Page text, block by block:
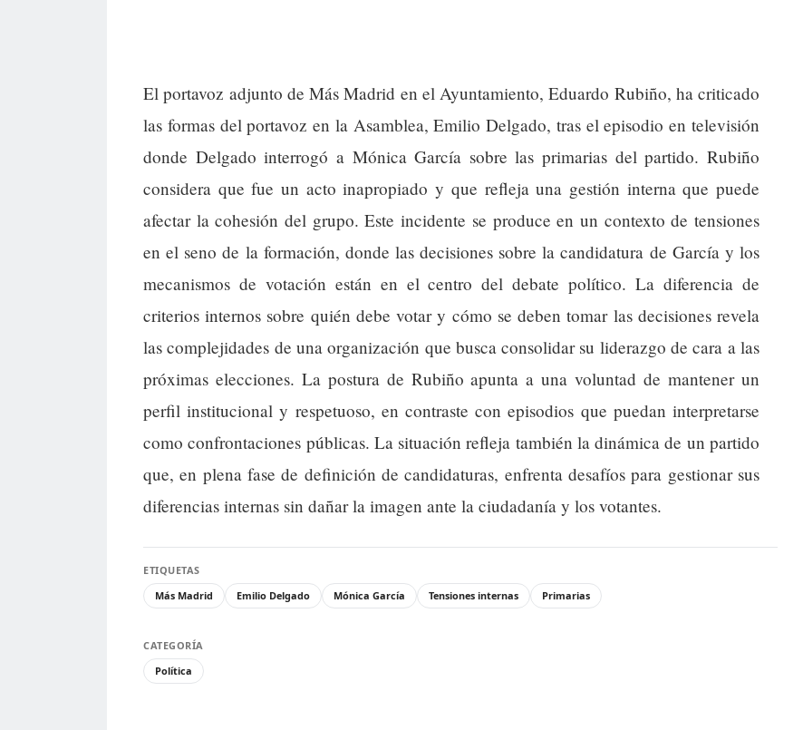
El portavoz adjunto de Más Madrid en el Ayuntamiento, Eduardo Rubiño, ha criticado
las formas del portavoz en la Asamblea, Emilio Delgado, tras el episodio en televisión
donde Delgado interrogó a Mónica García sobre las primarias del partido. Rubiño
considera que fue un acto inapropiado y que refleja una gestión interna que puede
afectar la cohesión del grupo. Este incidente se produce en un contexto de tensiones
en el seno de la formación, donde las decisiones sobre la candidatura de García y los
mecanismos de votación están en el centro del debate político. La diferencia de
criterios internos sobre quién debe votar y cómo se deben tomar las decisiones revela
las complejidades de una organización que busca consolidar su liderazgo de cara a las
próximas elecciones. La postura de Rubiño apunta a una voluntad de mantener un
perfil institucional y respetuoso, en contraste con episodios que puedan interpretarse
como confrontaciones públicas. La situación refleja también la dinámica de un partido
que, en plena fase de definición de candidaturas, enfrenta desafíos para gestionar sus
diferencias internas sin dañar la imagen ante la ciudadanía y los votantes.
ETIQUETAS
Más Madrid
Emilio Delgado Mónica García Tensiones internas Primarias
CATEGORÍA
Política